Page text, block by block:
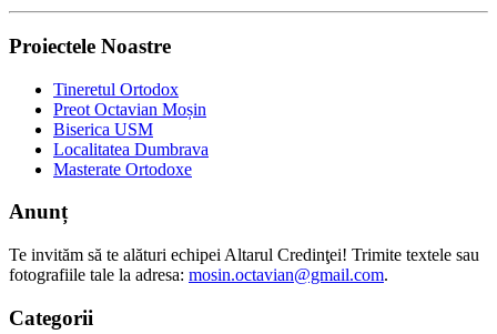
Proiectele Noastre
Tineretul Ortodox
Preot Octavian Moșin
Biserica USM
Localitatea Dumbrava
Masterate Ortodoxe
Anunț
Te invităm să te alături echipei Altarul Credinţei! Trimite textele sau
fotografiile tale la adresa: mosin.octavian@gmail.com.
Categorii